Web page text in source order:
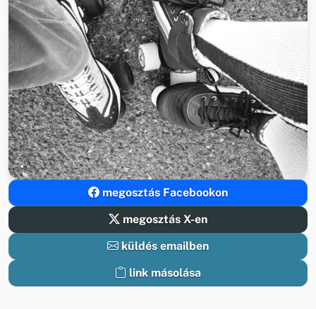
megosztás Facebookon
megosztás X-en
küldés emailben
link másolása